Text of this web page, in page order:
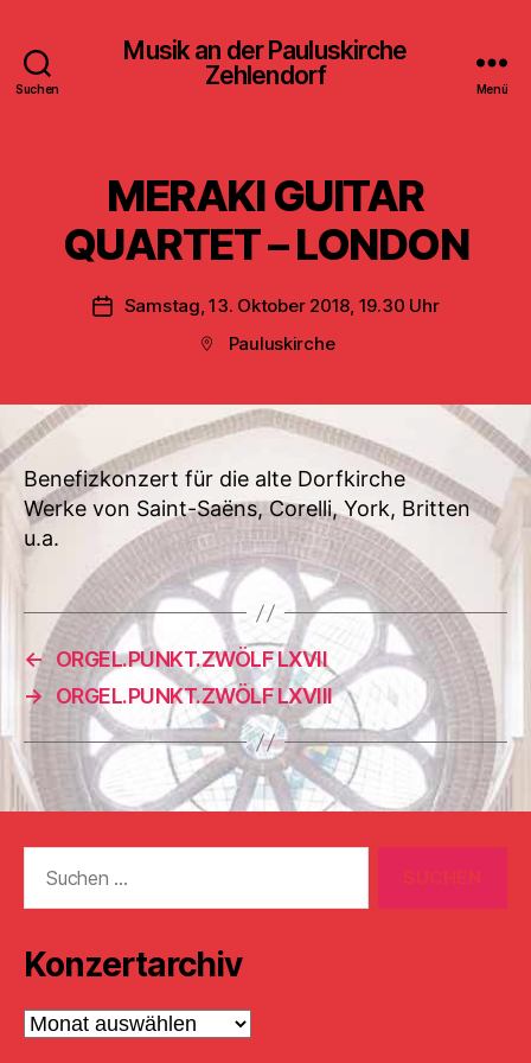
Suchen
Musik an der Pauluskirche
Zehlendorf
Menü
MERAKI GUITAR
QUARTET – LONDON
Veröffentlichungsdatum
Samstag, 13. Oktober 2018, 19.30 Uhr
Beitragsort
Pauluskirche
Benefizkonzert für die alte Dorfkirche
Werke von Saint-Saëns, Corelli, York, Britten
u.a.
← ORGEL.PUNKT.ZWÖLF LXVII
→
ORGEL.PUNKT.ZWÖLF LXVIII
nach:
Konzertarchiv
Konzertarchiv